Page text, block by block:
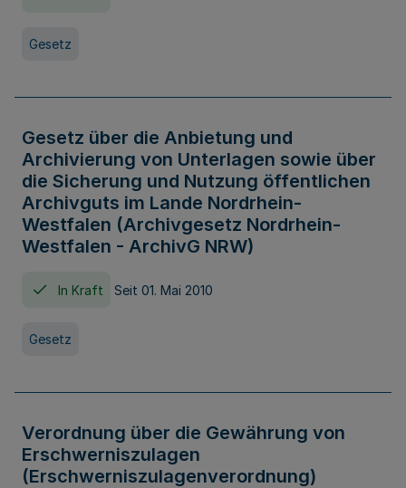
Gesetz
Gesetz über die Anbietung und
Archivierung von Unterlagen sowie über
die Sicherung und Nutzung öffentlichen
Archivguts im Lande Nordrhein-
Westfalen (Archivgesetz Nordrhein-
Westfalen - ArchivG NRW)
In Kraft Seit 01. Mai 2010
Gesetz
Verordnung über die Gewährung von
Erschwerniszulagen
(Erschwerniszulagenverordnung)